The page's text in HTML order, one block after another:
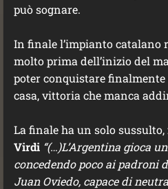
può sognare.
In finale l’impianto
molto prima dell’inizio del
poter conquistare
casa, vittoria che manca
La finale ha un solo sussulto,
Virdi “(…)L’Argentina gioca
concedendo poco ai padroni
Juan Oviedo, capace di